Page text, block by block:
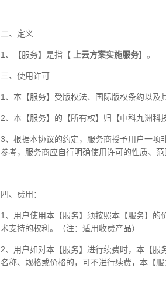
二、定义
1 、【服务】是指【 上云方案实施服务】。
三、使用许可
1 、本【服务】受版权法、国际版权条约以及
2、本【服务】的【所有权】归【中科九洲科
3、根据本协议的约定，服务商授予用户一
参考，服务商应自行明确使用许可的性质、范
四、费用：
1 、用户使用本【服务】须按照本【服务】
术支持的权利。（注：适用收费产品）
2、用户如对本【服务】进行续费时，本【
名称、规格或价格的，可不进行续费，本【服